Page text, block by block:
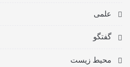
علمی
گفتگو
محیط زیست